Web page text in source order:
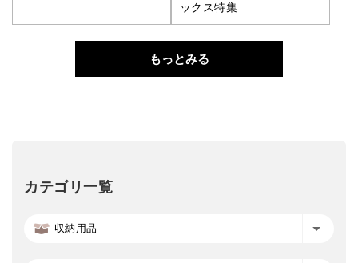
ックス特集
もっとみる
カテゴリ一覧
収納用品